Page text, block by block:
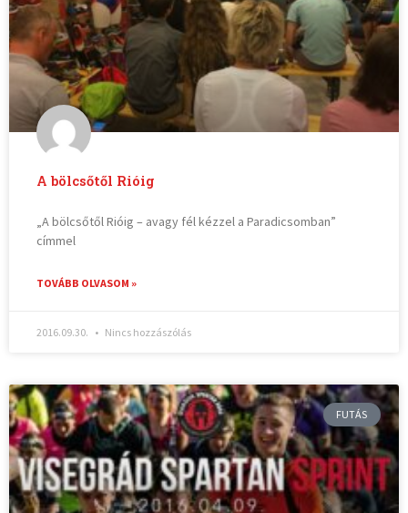
A bölcsőtől Rióig
„A bölcsőtől Rióig – avagy fél kézzel a Paradicsomban”
címmel
TOVÁBB OLVASOM »
2016.09.30. Nincs hozzászólás
FUTÁS